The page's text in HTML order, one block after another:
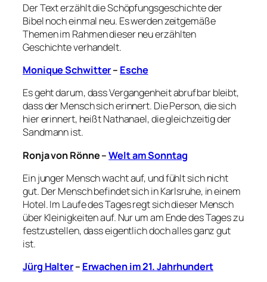
Der Text erzählt die Schöpfungsgeschichte der
Bibel noch einmal neu. Es werden zeitgemäße
Themen im Rahmen dieser neu erzählten
Geschichte verhandelt.
Monique Schwitter– Esche
Es geht darum, dass Vergangenheit abrufbar bleibt,
dass der Mensch sich erinnert. Die Person, die sich
hier erinnert, heißtNathanael, die gleichzeitig der
Sandmann ist.
Ronja von Rönne–Welt am Sonntag
Ein junger Mensch wacht auf, und fühlt sich nicht
gut. Der Mensch befindet sich in Karlsruhe, in einem
Hotel. Im Laufe des Tages regt sich dieser Mensch
über Kleinigkeiten auf. Nur um am Ende des Tages zu
festzustellen, dass eigentlich doch alles ganz gut
ist.
Jürg Halter– Erwachen im 21. Jahrhundert